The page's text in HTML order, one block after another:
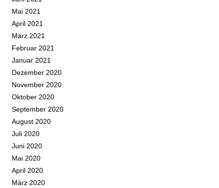
Mai 2021
April 2021
März 2021
Februar 2021
Januar 2021
Dezember 2020
November 2020
Oktober 2020
September 2020
August 2020
Juli 2020
Juni 2020
Mai 2020
April 2020
März 2020